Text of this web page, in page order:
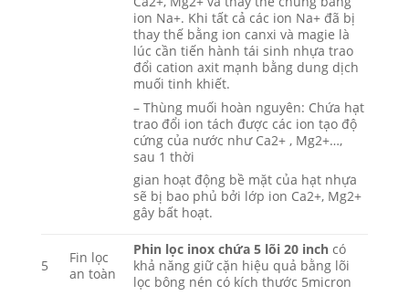
ion Na+. Khi tất cả các ion Na+ đã bị
thay thế bằng ion canxi và magie là
lúc cần tiến hành tái sinh nhựa trao
đổi cation axit mạnh bằng dung dịch
muối tinh khiết.
– Thùng muối hoàn nguyên: Chứa hạt
trao đổi ion tách được các ion tạo độ
cứng của nước như Ca2+ , Mg2+…,
sau 1 thời
gian hoạt động bề mặt của hạt nhựa
sẽ bị bao phủ bởi lớp ion Ca2+, Mg2+
gây bất hoạt.
5
Fin lọc
an toàn
Phin lọc inox chứa 5 lõi 20 inchcó
khả năng giữ cặn hiệu quả bằng lõi
lọc bông nén có kích thước 5micron